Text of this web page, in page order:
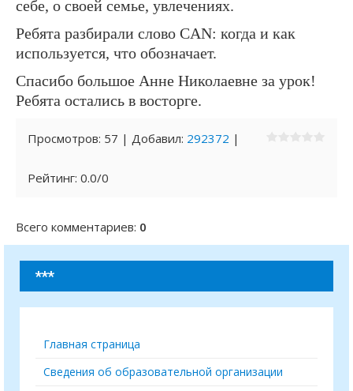
себе, о своей семье, увлечениях.
Ребята разбирали слово CAN: когда и как
используется, что обозначает.
Спасибо большое Анне Николаевне за урок!
Ребята остались в восторге.
Просмотров: 57 | Добавил: 292372 |
Рейтинг: 0.0/0
Всего комментариев: 0
***
Главная страница
Сведения об образовательной организации